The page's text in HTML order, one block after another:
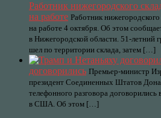
Работник нижегородского
на работе Работник
на работе 4 октября. Об этом
в Нижегородской области. 51-летний
шел по территории склада, затем […]
договорились Премьер-министр
президент Соединенных Штатов
телефонного разговора договорились
в США. Об этом […]